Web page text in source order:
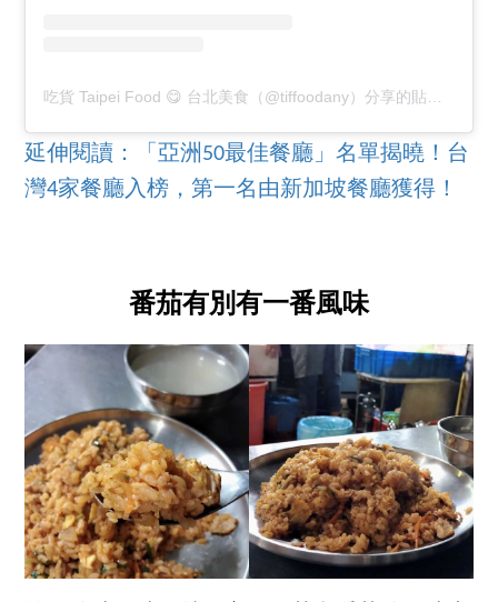
延伸閱讀：「亞洲50最佳餐廳」名單揭曉！台
灣4家餐廳入榜，第一名由新加坡餐廳獲得！
番茄有別有一番風味